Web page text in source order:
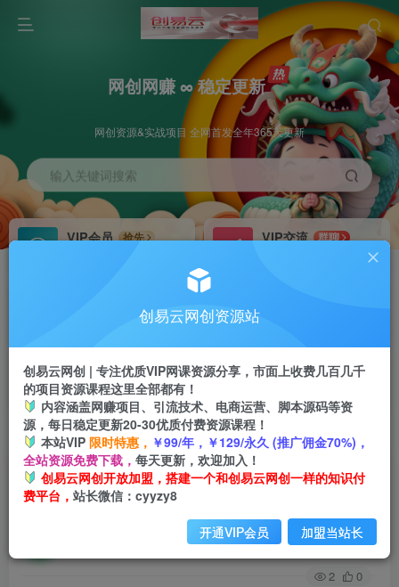
网创网赚 ∞ 稳定更新
网创资源&实战项目 全网首发全年365天更新
输入关键词搜索
VIP会员
抢先
VIP交流
群聊
研究探讨更多创业项目路子。
会员专属推广链接
挂机 项目
脚本卡密
APP下载
GO
首页 创业课程 会员免费 正文
直播带货2026起号方法，零基础也能快速上手，
从0到1搭建高流速直播间
关注
2 0
创易云网创资源站
创易云网创 | 专注优质VIP网课资源分享，市面上收费几百几千
的项目资源课程这里全部都有！
内容涵盖网赚项目、引流技术、电商运营、脚本源码等资
源，每日稳定更新20-30优质付费资源课程！
本站VIP 限时特惠， ￥99/年，￥129/永久 (推广佣金70%)，
全站资源免费下载， 每天更新，欢迎加入！
创易云网创开放加盟，搭建一个和创易云网创一样的知识付
费平台， 站长微信：cyyzy8
开通VIP会员 加盟当站长